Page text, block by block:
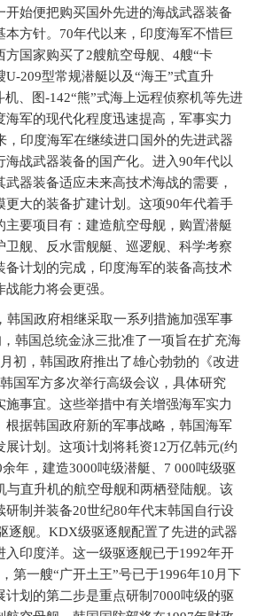
开始便把购买国外先进的海战武器装备
方针。 70年代以来，印度海军不惜巨
方国家购买了2艘航空母舰、 4艘“卡
U-209型常规潜艇以及“海王”式直升
机、图-142“熊”式海上远程侦察机等先进
海军的现代化程度迅速提高，军事实力
，印度海军在继续进口国外的先进武器
海战武器装备的国产化。进入90年代以
器装备适应未来高技术海战的需要，
更大的装备扩建计划。这项90年代着手
主要项目有：建造航空母舰，购置潜艇
卫舰、反水雷舰艇、巡逻舰、科学考察
备计划的完成，印度海军的装备高技术
能力将会更强。
韩国政府相继采取一系列措施加强军事
，韩国总统金泳三批准了一项旨在扩充海
月初，韩国政府推出了雄心勃勃的《改进
国军方多次举行高级会议，具体研究
施事宜。这些举措中有关增强海军实力
根据韩国政府新的军事战略，韩国海军
展计划。这项计划将耗资12万亿韩元(约
余年，建造3000吨级潜艇、 7 000吨级驱
与直升机的航空母舰和两栖登陆舰。该
研制并装备20世纪80年代末韩国自行设
逐舰。 KDX级驱逐舰配置了先进的武器
入印度洋。这一级驱逐舰已于1992年开
第一艘“广开土王”号已于1996年10月下
划的第二步是重点研制 7000吨级的驱